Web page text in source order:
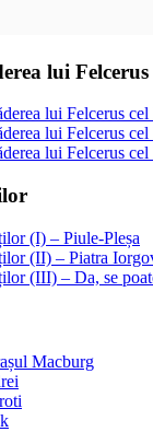
lui
lui Felcerus
lui Felcerus
lui Felcerus
(I) – Piule-Pleșa
(II) – Piatra
(III) – Da, se
Macburg